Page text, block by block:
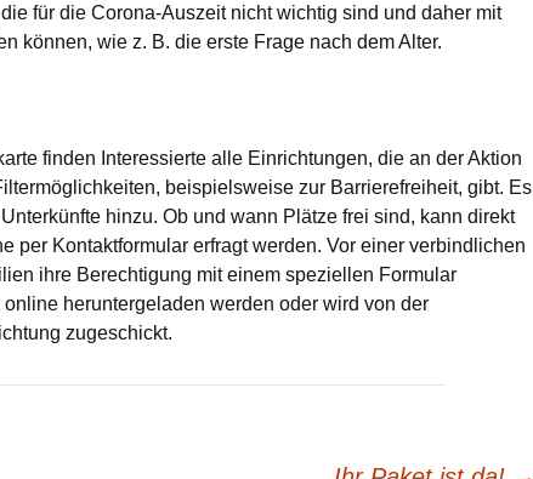
für die Corona-Auszeit nicht wichtig sind und daher mit
können, wie z. B. die erste Frage nach dem Alter.
finden Interessierte alle Einrichtungen, die an der Aktion
beispielsweise zur Barrierefreiheit, gibt. Es
hinzu. Ob und wann Plätze frei sind, kann direkt
per Kontaktformular erfragt werden. Vor einer verbindlichen
ihre Berechtigung mit einem speziellen Formular
heruntergeladen werden oder wird von der
zugeschickt.